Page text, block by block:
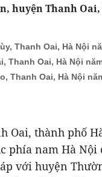
huyện Thanh
Thanh Oai, Hà Nội
Thanh Oai, Hà Nội
Thanh Oai, Hà Nội
Oai, thành phố
phía nam Hà
với huyện